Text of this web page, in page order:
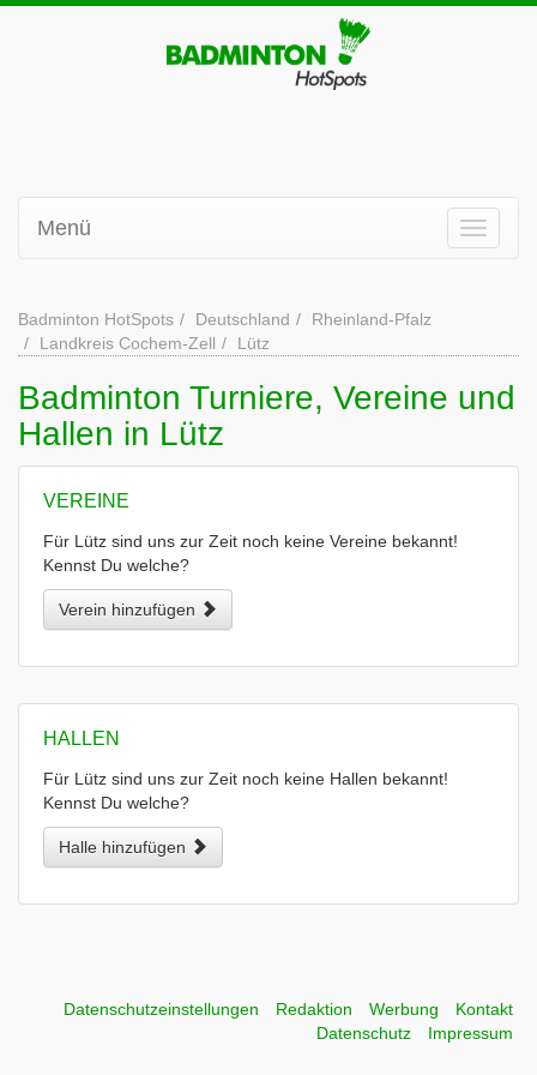
Menü
Badminton HotSpots Deutschland
Rheinland-Pfalz
Landkreis Cochem-Zell
Lütz
Badminton Turniere, Vereine und
Hallen in Lütz
VEREINE
Für Lütz sind uns zur Zeit noch keine Vereine bekannt!
Kennst Du welche?
Verein hinzufügen
HALLEN
Für Lütz sind uns zur Zeit noch keine Hallen bekannt!
Kennst Du welche?
Halle hinzufügen
Datenschutzeinstellungen Redaktion Werbung
Kontakt
Datenschutz
Impressum